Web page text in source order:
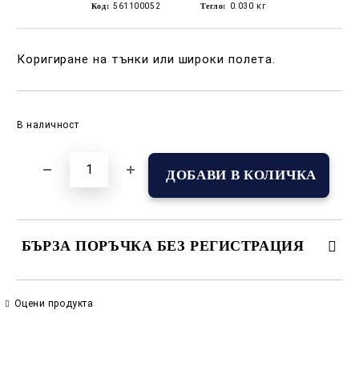
Код: 561100052 Тегло: 0.030 кг
Коригиране на тънки или широки полета.
В наличност
БЪРЗА ПОРЪЧКА БЕЗ РЕГИСТРАЦИЯ
Оцени продукта